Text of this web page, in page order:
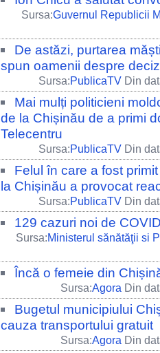
Sursa:Guvernul Republicii
De astăzi, purtarea
spun oamenii despre
Sursa:PublicaTV Din
Mai mulți politicieni
de la Chișinău de a primi
Telecentru
Sursa:PublicaTV Din
Felul în care a fost
la Chișinău a provocat
Sursa:PublicaTV Din
129 cazuri noi de
Sursa:Ministerul sănătăţii si
Încă o femeie din
Sursa:Agora Din
Bugetul municipiului
cauza transportului gratuit
Sursa:Agora Din